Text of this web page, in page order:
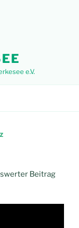
e.V.
Beitrag